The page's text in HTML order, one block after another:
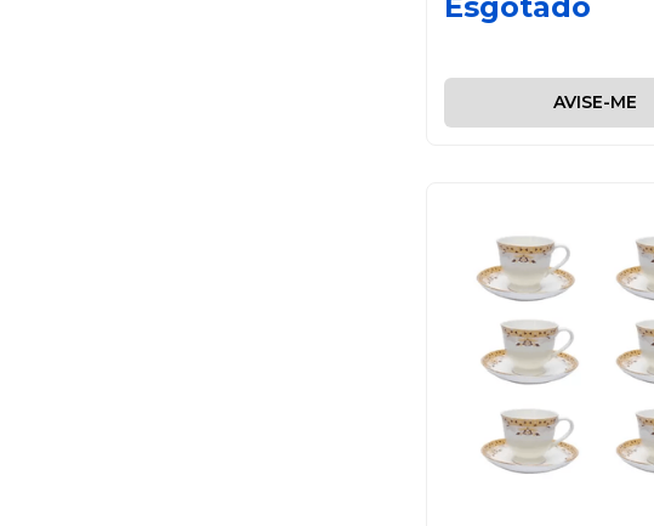
AVISE-ME